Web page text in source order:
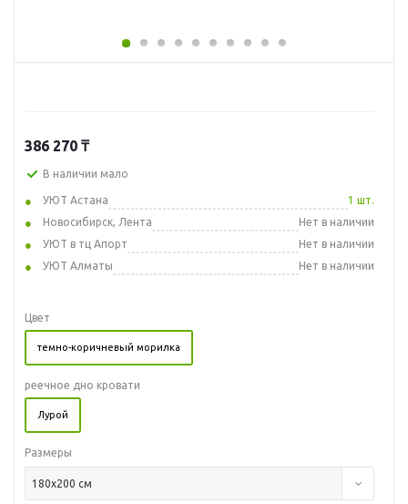
386 270 ₸
В наличии мало
УЮТ Астана
1 шт.
Новосибирск, Лента
Нет в наличии
УЮТ в тц Апорт
Нет в наличии
УЮТ Алматы
Нет в наличии
Цвет
темно-коричневый морилка
реечное дно кровати
Лурой
Размеры
180x200 см